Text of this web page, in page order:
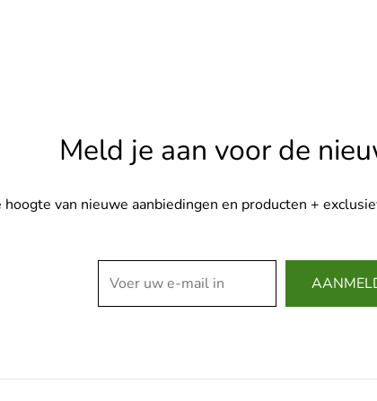
Meld je aan voor de
van nieuwe aanbiedingen en producten +